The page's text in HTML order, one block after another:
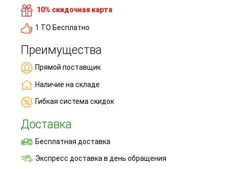
10% скидочная карта
1 ТО Бесплатно
Преимущества
Прямой поставщик
Наличие на складе
Гибкая система скидок
Доставка
Бесплатная доставка
Экспресс доставка в день обращения